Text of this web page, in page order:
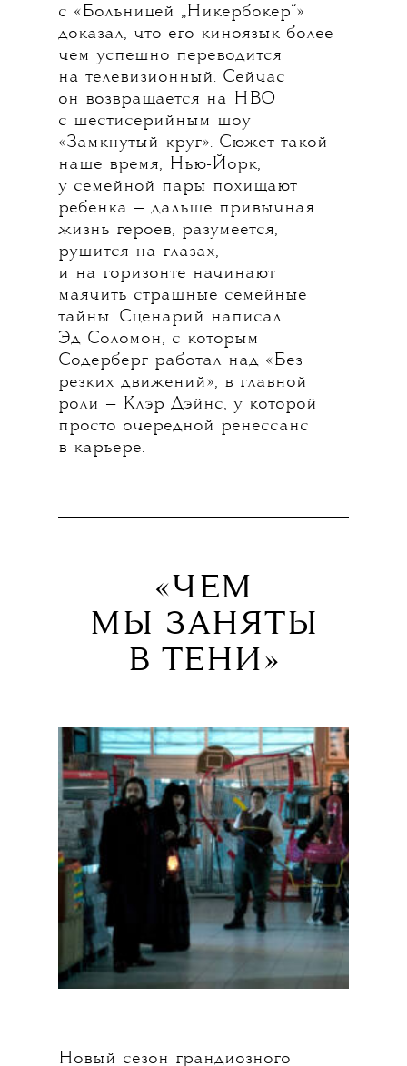
с «Больницей „Никербокер“»
доказал, что его киноязык более
чем успешно переводится
на телевизионный. Сейчас
он возвращается на HBO
c шестисерийным шоу
«Замкнутый круг». Сюжет такой —
наше время, Нью-Йорк,
у семейной пары похищают
ребенка — дальше привычная
жизнь героев, разумеется,
рушится на глазах,
и на горизонте начинают
маячить страшные семейные
тайны. Сценарий написал
Эд Соломон, с которым
Содерберг работал над «Без
резких движений», в главной
роли — Клэр Дэйнс, у которой
просто очередной ренессанс
в карьере.
«ЧЕМ
МЫ ЗАНЯТЫ
В ТЕНИ»
Новый сезон грандиозного